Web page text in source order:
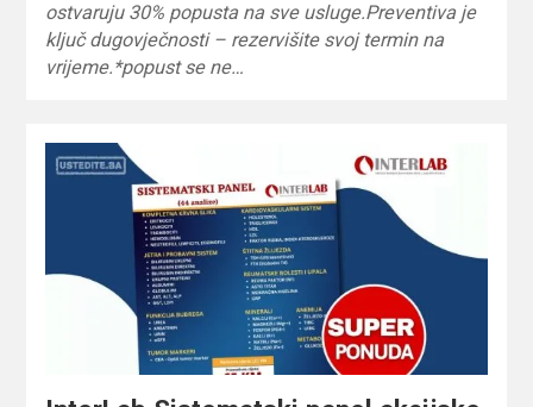
ostvaruju 30% popusta na sve usluge.Preventiva je
ključ dugovječnosti – rezervišite svoj termin na
vrijeme.*popust se ne…